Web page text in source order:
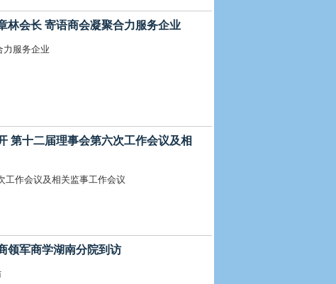
林会长 寄语商会凝聚合力服务企业
力服务企业
第十二届理事会第六次工作会议及相
工作会议及相关监事工作会议
领军商学湖南分院到访